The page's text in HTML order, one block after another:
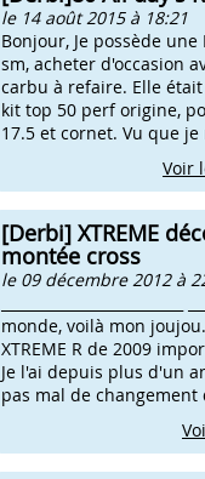
le 14 août 2015 à 18:21
Bonjour, Je possède
sm, acheter d'occasion
carbu à refaire. Elle
kit top 50 perf origine,
17.5 et cornet. Vu que je
Voir
[Derbi] XTREME
montée cross
le 09 décembre 2012 à
monde, voilà mon
XTREME R de 2009
Je l'ai depuis plus d'un
pas mal de changement